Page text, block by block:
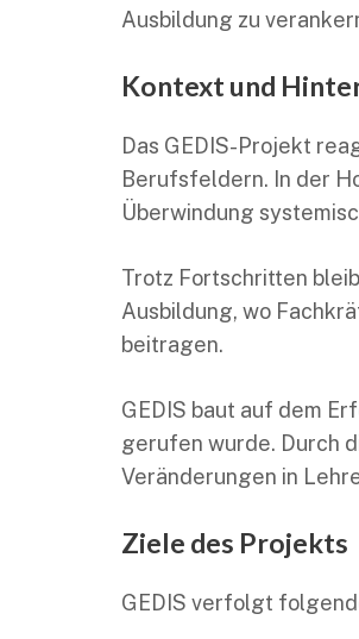
Ausbildung zu
Kontext und
Das GEDIS-Projekt
Berufsfeldern. In der
Überwindung
Trotz Fortschritten
Ausbildung, wo
beitragen.
GEDIS baut auf dem
gerufen wurde. Durch
Veränderungen in
Ziele des Projekts
GEDIS verfolgt